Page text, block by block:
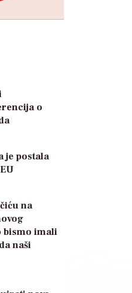
o
je postala
na
bismo imali
naši